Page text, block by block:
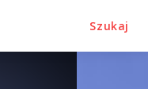
Szukaj